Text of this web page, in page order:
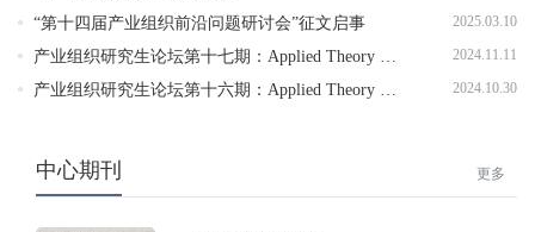
“第十四届产业组织前沿问题研讨会”征文启事 2025.03.10
产业组织研究生论坛第十七期：Applied Theory Brown Bag Seminar（15） 2024.11.11
产业组织研究生论坛第十六期：Applied Theory Brown Bag Seminar（14） 2024.10.30
中心期刊 更多